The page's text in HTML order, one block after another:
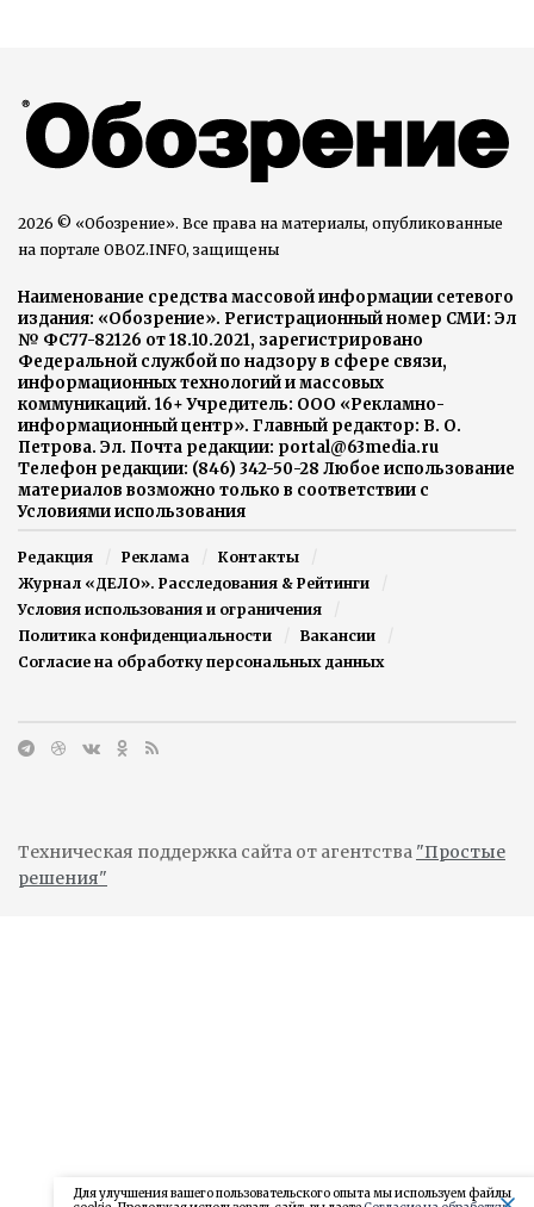
2026 © «Обозрение». Все права на материалы, опубликованные
на портале OBOZ.INFO, защищены
Наименование средства массовой информации сетевого
издания: «Обозрение». Регистрационный номер СМИ: Эл
№ ФС77-82126 от 18.10.2021, зарегистрировано
Федеральной службой по надзору в сфере связи,
информационных технологий и массовых
коммуникаций. 16+ Учредитель: ООО «Рекламно-
информационный центр». Главный редактор: В. О.
Петрова. Эл. Почта редакции: portal@63media.ru
Телефон редакции: (846) 342-50-28 Любое использование
материалов возможно только в соответствии с
Условиями использования
Редакция Реклама
Контакты
Журнал «ДЕЛО». Расследования & Рейтинги
Условия использования и ограничения
Политика конфиденциальности
Вакансии
Согласие на обработку персональных данных
Техническая поддержка сайта от агентства "Простые
решения"
Для улучшения вашего пользовательского опыта мы используем файлы